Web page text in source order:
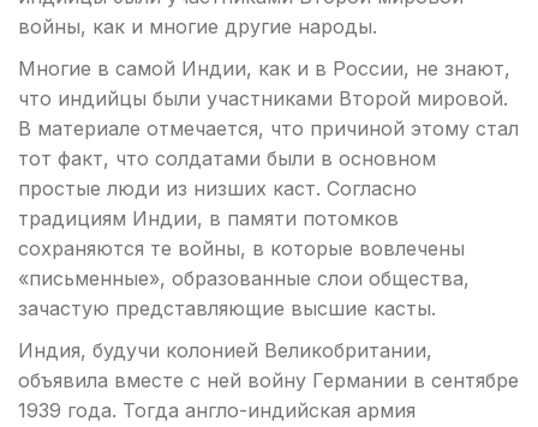
войны, как и многие другие народы.
Многие в самой Индии, как и в России, не знают,
что индийцы были участниками Второй мировой.
В материале отмечается, что причиной этому стал
тот факт, что солдатами были в основном
простые люди из низших каст. Согласно
традициям Индии, в памяти потомков
сохраняются те войны, в которые вовлечены
«письменные», образованные слои общества,
зачастую представляющие высшие касты.
Индия, будучи колонией Великобритании,
объявила вместе с ней войну Германии в сентябре
1939 года. Тогда англо-индийская армия